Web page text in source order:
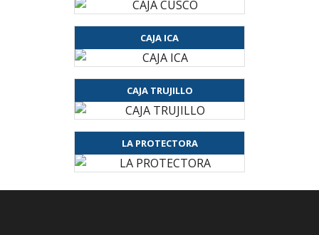
CAJA ICA
CAJA TRUJILLO
LA PROTECTORA